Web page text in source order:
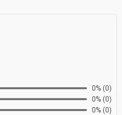
0% (0)
0% (0)
0% (0)